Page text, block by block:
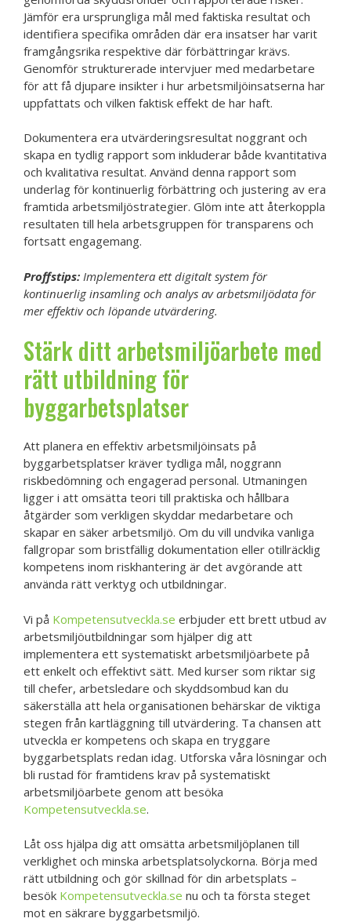
Jämför era ursprungliga mål med faktiska resultat och
identifiera specifika områden där era insatser har varit
framgångsrika respektive där förbättringar krävs.
Genomför strukturerade intervjuer med medarbetare
för att få djupare insikter i hur arbetsmiljöinsatserna har
uppfattats och vilken faktisk effekt de har haft.
Dokumentera era utvärderingsresultat noggrant och
skapa en tydlig rapport som inkluderar både kvantitativa
och kvalitativa resultat. Använd denna rapport som
underlag för kontinuerlig förbättring och justering av era
framtida arbetsmiljöstrategier. Glöm inte att återkoppla
resultaten till hela arbetsgruppen för transparens och
fortsatt engagemang.
Proffstips: Implementera ett digitalt system för
kontinuerlig insamling och analys av arbetsmiljödata för
mer effektiv och löpande utvärdering.
Stärk ditt arbetsmiljöarbete med
rätt utbildning för
byggarbetsplatser
Att planera en effektiv arbetsmiljöinsats på
byggarbetsplatser kräver tydliga mål, noggrann
riskbedömning och engagerad personal. Utmaningen
ligger i att omsätta teori till praktiska och hållbara
åtgärder som verkligen skyddar medarbetare och
skapar en säker arbetsmiljö. Om du vill undvika vanliga
fallgropar som bristfällig dokumentation eller otillräcklig
kompetens inom riskhantering är det avgörande att
använda rätt verktyg och utbildningar.
Vi på Kompetensutveckla.se erbjuder ett brett utbud av
arbetsmiljöutbildningar som hjälper dig att
implementera ett systematiskt arbetsmiljöarbete på
ett enkelt och effektivt sätt. Med kurser som riktar sig
till chefer, arbetsledare och skyddsombud kan du
säkerställa att hela organisationen behärskar de viktiga
stegen från kartläggning till utvärdering. Ta chansen att
utveckla er kompetens och skapa en tryggare
byggarbetsplats redan idag. Utforska våra lösningar och
bli rustad för framtidens krav på systematiskt
arbetsmiljöarbete genom att besöka
Kompetensutveckla.se.
Låt oss hjälpa dig att omsätta arbetsmiljöplanen till
verklighet och minska arbetsplatsolyckorna. Börja med
rätt utbildning och gör skillnad för din arbetsplats –
besök Kompetensutveckla.se nu och ta första steget
mot en säkrare byggarbetsmiljö.